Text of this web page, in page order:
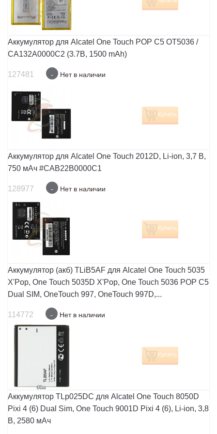
Аккумулятор для Alcatel One Touch POP C5 OT5036 /
CA132A0000C2 (3.7В, 1500 mAh)
127481 - Нет в наличии
Купить
Аккумулятор для Alcatel One Touch 2012D, Li-ion, 3,7 В,
750 мАч #CAB22B0000C1
128977 - Нет в наличии
Купить
Аккумулятор (акб) TLiB5AF для Alcatel One Touch 5035
X'Pop, One Touch 5035D X'Pop, One Touch 5036 POP C5
Dual SIM, OneTouch 997, OneTouch 997D,...
114772 - Нет в наличии
Купить
Аккумулятор TLp025DC для Alcatel One Touch 8050D
Pixi 4 (6) Dual Sim, One Touch 9001D Pixi 4 (6), Li-ion, 3,8
В, 2580 мАч